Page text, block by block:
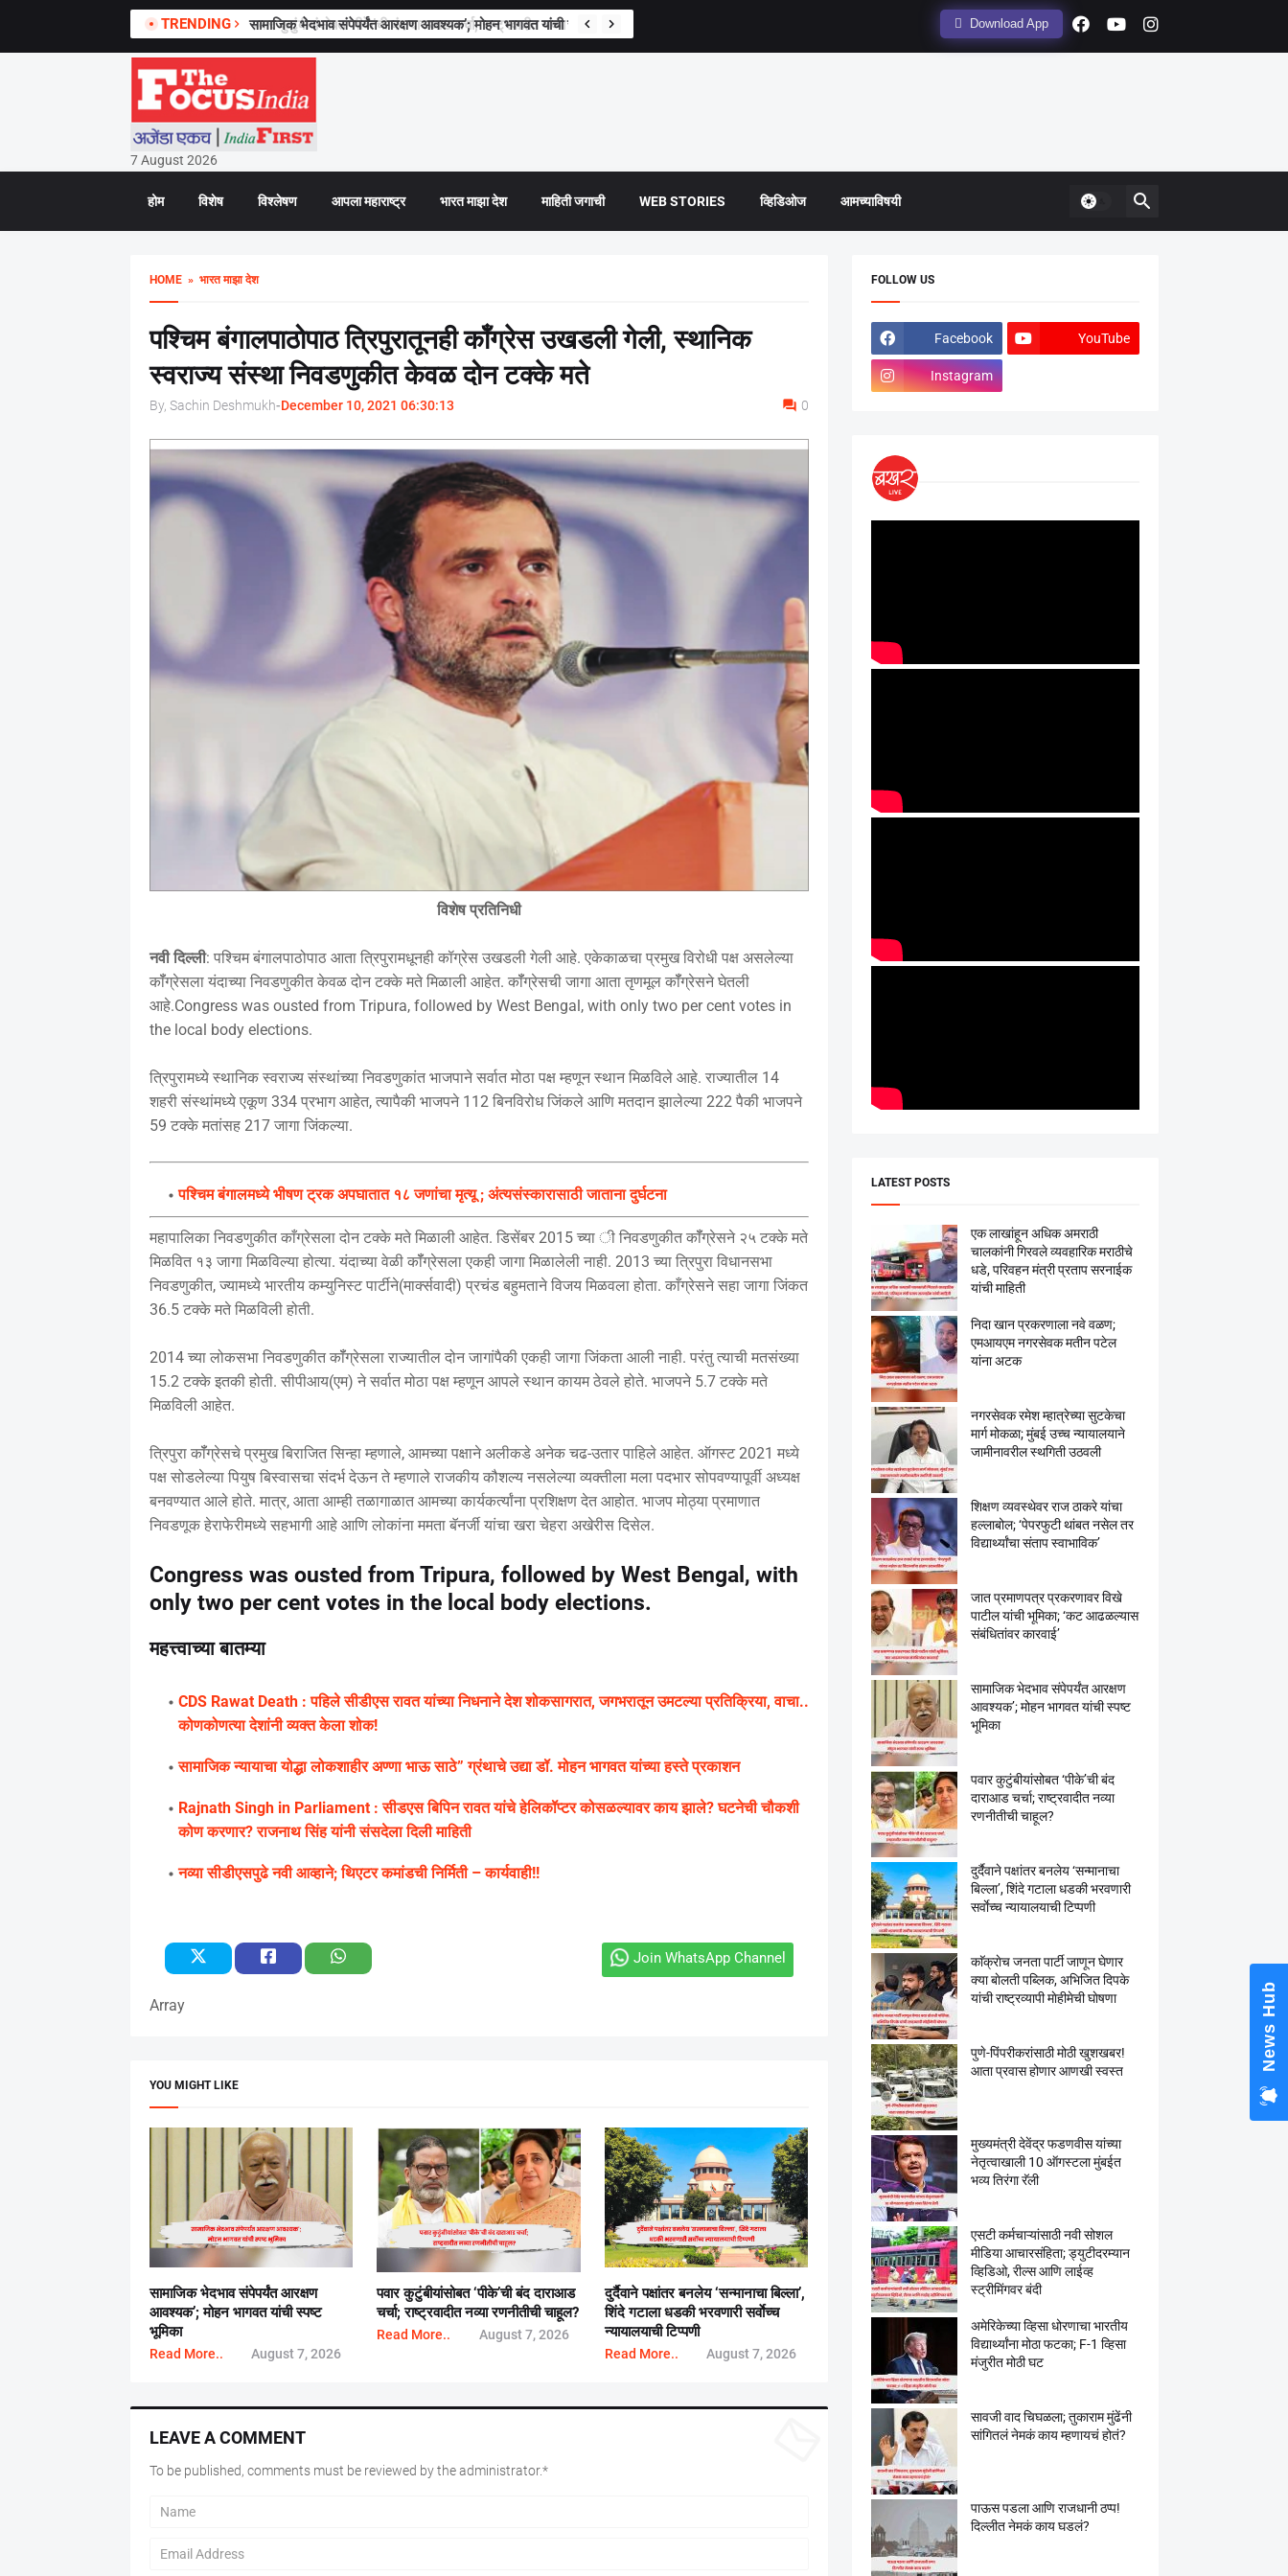
TRENDING सामाजिक भेदभाव संपेपर्यंत आरक्षण आवश्यक’; मोहन भागवत यांची स्पष्ट भूमिका Download App
7 August 2026
होम विशेष विश्लेषण आपला महाराष्ट्र भारत माझा देश माहिती जगाची WEB STORIES व्हिडिओज आमच्याविषयी
HOME» भारत माझा देश
पश्चिम बंगालपाठोपाठ त्रिपुरातूनही कॉँग्रेस उखडली गेली, स्थानिक
स्वराज्य संस्था निवडणुकीत केवळ दोन टक्के मते
By, Sachin Deshmukh-December 10, 2021 06:30:13 0
विशेष प्रतिनिधी
नवी दिल्ली: पश्चिम बंगालपाठोपाठ आता त्रिपुरामधूनही कॉग्रेस उखडली गेली आहे. एकेकाळचा प्रमुख विरोधी पक्ष असलेल्या
कॉँग्रेसला यंदाच्या निवडणुकीत केवळ दोन टक्के मते मिळाली आहेत. कॉँग्रेसची जागा आता तृणमूल कॉँग्रेसने घेतली
आहे.Congress was ousted from Tripura, followed by West Bengal, with only two per cent votes in
the local body elections.
त्रिपुरामध्ये स्थानिक स्वराज्य संस्थांच्या निवडणुकांत भाजपाने सर्वात मोठा पक्ष म्हणून स्थान मिळविले आहे. राज्यातील 14
शहरी संस्थांमध्ये एकूण 334 प्रभाग आहेत, त्यापैकी भाजपने 112 बिनविरोध जिंकले आणि मतदान झालेल्या 222 पैकी भाजपने
59 टक्के मतांसह 217 जागा जिंकल्या.
पश्चिम बंगालमध्ये भीषण ट्रक अपघातात १८ जणांचा मृत्यू ; अंत्यसंस्कारासाठी जाताना दुर्घटना
महापालिका निवडणुकीत काँग्रेसला दोन टक्के मते मिळाली आहेत. डिसेंबर 2015 च्या ी निवडणुकीत कॉँग्रेसने २५ टक्के मते
मिळवित १३ जागा मिळविल्या होत्या. यंदाच्या वेळी कॉँग्रेसला एकही जागा मिळालेली नाही. 2013 च्या त्रिपुरा विधानसभा
निवडणुकीत, ज्यामध्ये भारतीय कम्युनिस्ट पार्टीने(मार्क्सवादी) प्रचंड बहुमताने विजय मिळवला होता. काँग्रेसने सहा जागा जिंकत
36.5 टक्के मते मिळविली होती.
2014 च्या लोकसभा निवडणुकीत कॉँग्रेसला राज्यातील दोन जागांपैकी एकही जागा जिंकता आली नाही. परंतु त्याची मतसंख्या
15.2 टक्के इतकी होती. सीपीआय(एम) ने सर्वात मोठा पक्ष म्हणून आपले स्थान कायम ठेवले होते. भाजपने 5.7 टक्के मते
मिळविली आहेत.
त्रिपुरा कॉँग्रेसचे प्रमुख बिराजित सिन्हा म्हणाले, आमच्या पक्षाने अलीकडे अनेक चढ-उतार पाहिले आहेत. ऑगस्ट 2021 मध्ये
पक्ष सोडलेल्या पियुष बिस्वासचा संदर्भ देऊन ते म्हणाले राजकीय कौशल्य नसलेल्या व्यक्तीला मला पदभार सोपवण्यापूर्वी अध्यक्ष
बनवण्यात आले होते. मात्र, आता आम्ही तळागाळात आमच्या कार्यकर्त्यांना प्रशिक्षण देत आहोत. भाजप मोठ्या प्रमाणात
निवडणूक हेराफेरीमध्ये सहभागी आहे आणि लोकांना ममता बॅनर्जी यांचा खरा चेहरा अखेरीस दिसेल.
Congress was ousted from Tripura, followed by West Bengal, with
only two per cent votes in the local body elections.
महत्त्वाच्या बातम्या
CDS Rawat Death : पहिले सीडीएस रावत यांच्या निधनाने देश शोकसागरात, जगभरातून उमटल्या प्रतिक्रिया, वाचा..
कोणकोणत्या देशांनी व्यक्त केला शोक!
सामाजिक न्यायाचा योद्धा लोकशाहीर अण्णा भाऊ साठे” ग्रंथाचे उद्या डॉ. मोहन भागवत यांच्या हस्ते प्रकाशन
Rajnath Singh in Parliament : सीडएस बिपिन रावत यांचे हेलिकॉप्टर कोसळल्यावर काय झाले? घटनेची चौकशी
कोण करणार? राजनाथ सिंह यांनी संसदेला दिली माहिती
नव्या सीडीएसपुढे नवी आव्हाने; थिएटर कमांडची निर्मिती – कार्यवाही!!
Join WhatsApp Channel
Array
YOU MIGHT LIKE
सामाजिक भेदभाव संपेपर्यंत आरक्षण
आवश्यक’; मोहन भागवत यांची स्पष्ट
भूमिका
Read More.. August 7, 2026
पवार कुटुंबीयांसोबत ‘पीके’ची बंद दाराआड
चर्चा; राष्ट्रवादीत नव्या रणनीतीची चाहूल?
Read More.. August 7, 2026
दुर्दैवाने पक्षांतर बनलेय ‘सन्मानाचा बिल्ला’,
शिंदे गटाला धडकी भरवणारी सर्वाेच्च
न्यायालयाची टिप्पणी
Read More.. August 7, 2026
LEAVE A COMMENT
To be published, comments must be reviewed by the administrator.*
FOLLOW US
Facebook YouTube
Instagram
LATEST POSTS
एक लाखांहून अधिक अमराठी
चालकांनी गिरवले व्यवहारिक मराठीचे
धडे, परिवहन मंत्री प्रताप सरनाईक
यांची माहिती
निदा खान प्रकरणाला नवे वळण;
एमआयएम नगरसेवक मतीन पटेल
यांना अटक
नगरसेवक रमेश म्हात्रेच्या सुटकेचा
मार्ग मोकळा; मुंबई उच्च न्यायालयाने
जामीनावरील स्थगिती उठवली
शिक्षण व्यवस्थेवर राज ठाकरे यांचा
हल्लाबोल; ‘पेपरफुटी थांबत नसेल तर
विद्यार्थ्यांचा संताप स्वाभाविक’
जात प्रमाणपत्र प्रकरणावर विखे
पाटील यांची भूमिका; ‘कट आढळल्यास
संबंधितांवर कारवाई’
सामाजिक भेदभाव संपेपर्यंत आरक्षण
आवश्यक’; मोहन भागवत यांची स्पष्ट
भूमिका
पवार कुटुंबीयांसोबत ‘पीके’ची बंद
दाराआड चर्चा; राष्ट्रवादीत नव्या
रणनीतीची चाहूल?
दुर्दैवाने पक्षांतर बनलेय ‘सन्मानाचा
बिल्ला’, शिंदे गटाला धडकी भरवणारी
सर्वाेच्च न्यायालयाची टिप्पणी
काॅक्राेच जनता पार्टी जाणून घेणार
क्या बाेलती पब्लिक, अभिजित दिपके
यांची राष्ट्रव्यापी माेहीमेची घाेषणा
पुणे-पिंपरीकरांसाठी मोठी खुशखबर!
आता प्रवास होणार आणखी स्वस्त
मुख्यमंत्री देवेंद्र फडणवीस यांच्या
नेतृत्वाखाली 10 ऑगस्टला मुंबईत
भव्य तिरंगा रॅली
एसटी कर्मचाऱ्यांसाठी नवी सोशल
मीडिया आचारसंहिता; ड्युटीदरम्यान
व्हिडिओ, रील्स आणि लाईव्ह
स्ट्रीमिंगवर बंदी
अमेरिकेच्या व्हिसा धोरणाचा भारतीय
विद्यार्थ्यांना मोठा फटका; F-1 व्हिसा
मंजुरीत मोठी घट
सावजी वाद चिघळला; तुकाराम मुंढेंनी
सांगितलं नेमकं काय म्हणायचं होतं?
पाऊस पडला आणि राजधानी ठप्प!
दिल्लीत नेमकं काय घडलं?